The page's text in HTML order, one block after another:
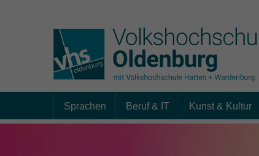
Sprachen Beruf & IT Kunst & Kultur